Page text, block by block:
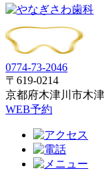
0774-73-2046
〒619-0214
京都府木津川市木
WEB予約